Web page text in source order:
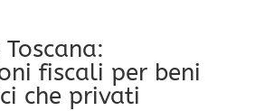
fiscali per beni
che privati